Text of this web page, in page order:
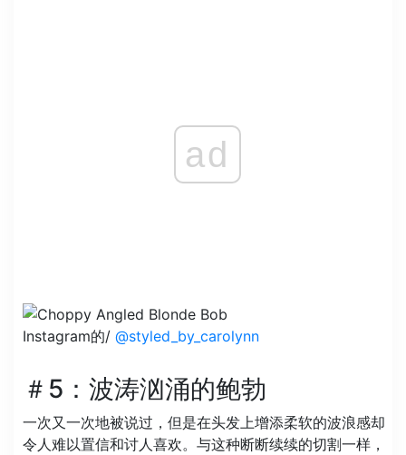
ad
Instagram的/ @styled_by_carolynn
＃5：波涛汹涌的鲍勃
一次又一次地被说过，但是在头发上增添柔软的波浪感却
令人难以置信和讨人喜欢。与这种断断续续的切割一样，